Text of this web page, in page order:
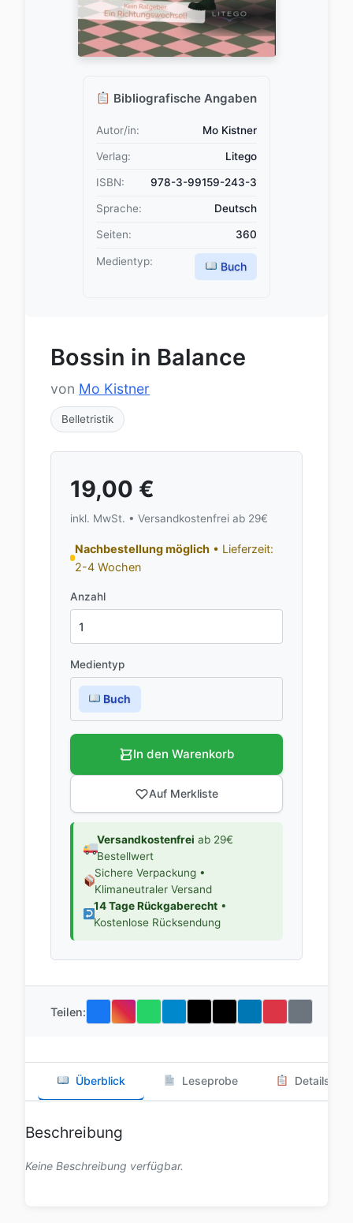
Bibliografische Angaben
Autor/in: Mo Kistner
Verlag: Litego
ISBN: 978-3-99159-243-3
Sprache: Deutsch
Seiten: 360
Medientyp: Buch
Bossin in Balance
von Mo Kistner
Belletristik
19,00 €
inkl. MwSt. • Versandkostenfrei ab 29€
Nachbestellung möglich • Lieferzeit:
2-4 Wochen
Anzahl
Medientyp
Buch
In den Warenkorb
Auf Merkliste
Versandkostenfrei ab 29€
Bestellwert
Sichere Verpackung •
Klimaneutraler Versand
14 Tage Rückgaberecht•
Kostenlose Rücksendung
Teilen:
Überblick Leseprobe Details
Beschreibung
Keine Beschreibung verfügbar.